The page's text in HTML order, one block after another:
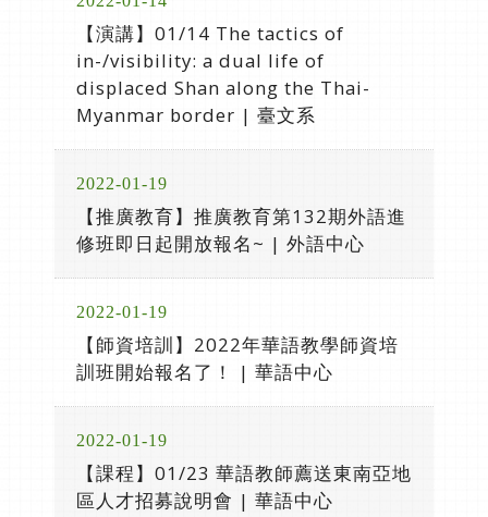
【演講】01/14 The tactics of
in-/visibility: a dual life of
displaced Shan along the Thai-
Myanmar border | 臺文系
2022-01-19
【推廣教育】推廣教育第132期外語進
修班即日起開放報名~ | 外語中心
2022-01-19
【師資培訓】2022年華語教學師資培
訓班開始報名了！ | 華語中心
2022-01-19
【課程】01/23 華語教師薦送東南亞地
區人才招募說明會 | 華語中心